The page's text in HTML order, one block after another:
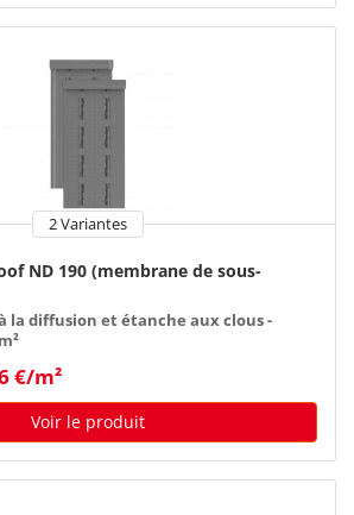
2 Variantes
ND 190 (membrane de sous-
la diffusion et étanche aux clous -
€/m²
Voir le produit